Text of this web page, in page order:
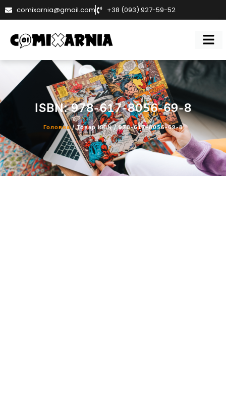
comixarnia@gmail.com +38 (093) 927-59-52
ISBN: 978-617-8056-69-8
Головна/ Товар ISBN / 978-617-8056-69-8